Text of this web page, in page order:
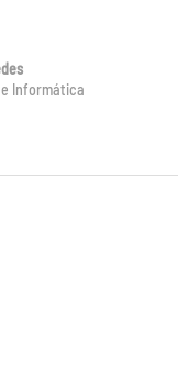
Informática